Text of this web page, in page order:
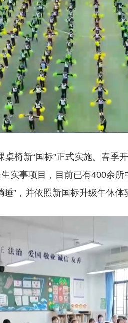
椅新“国标”正式实施。春季
实事项目，目前已有400余
”，并依照新国标升级午休体